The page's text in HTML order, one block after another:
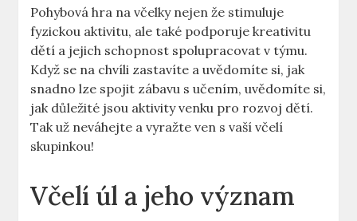
Pohybová hra na včelky nejen že stimuluje
fyzickou aktivitu, ale také podporuje kreativitu
dětí a jejich schopnost spolupracovat v týmu.
Když se na chvíli zastavíte a uvědomíte si, jak
snadno lze spojit zábavu s učením, uvědomíte si,
jak důležité jsou aktivity venku pro rozvoj dětí.
Tak už neváhejte a vyražte ven s vaší včelí
skupinkou!
Včelí úl a jeho význam